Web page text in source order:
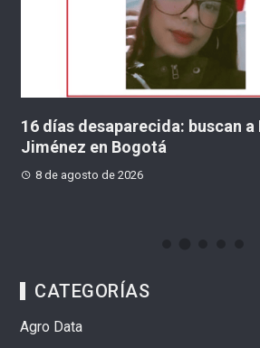
16 días desaparecida: buscan
Jiménez en Bogotá
8 de agosto de 2026
CATEGORÍAS
Agro Data